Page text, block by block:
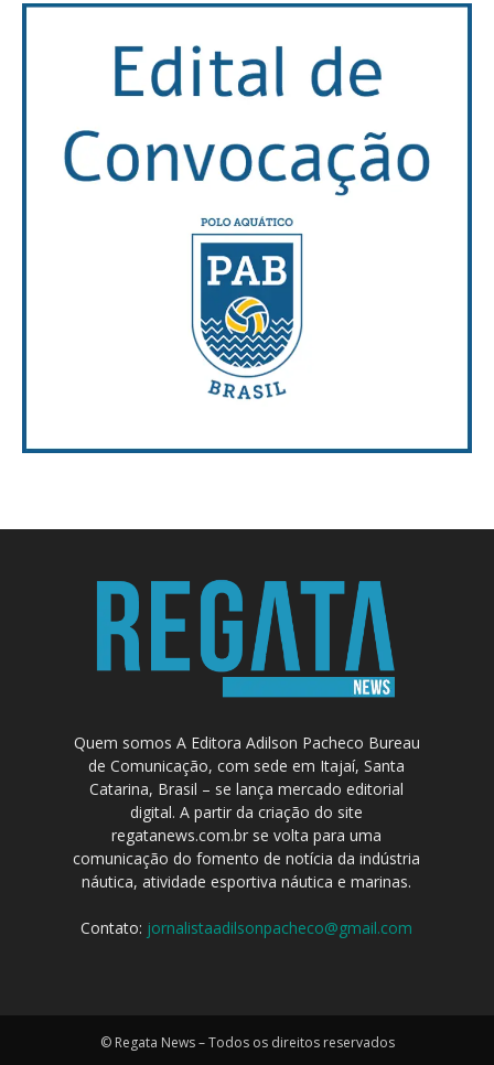
Quem somos A Editora Adilson Pacheco Bureau
de Comunicação, com sede em Itajaí, Santa
Catarina, Brasil – se lança mercado editorial
digital. A partir da criação do site
regatanews.com.br se volta para uma
comunicação do fomento de notícia da indústria
náutica, atividade esportiva náutica e marinas.
Contato: jornalistaadilsonpacheco@gmail.com
© Regata News – Todos os direitos reservados